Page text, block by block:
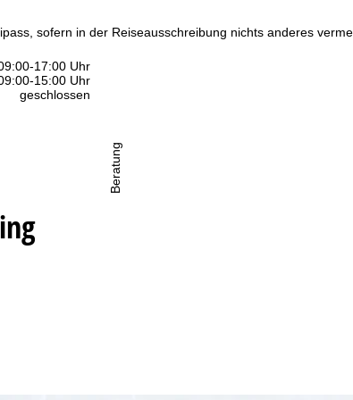
17:00 Uhr
15:00 Uhr
geschlossen
Beratung
sofern in der Reiseausschreibung nichts anderes